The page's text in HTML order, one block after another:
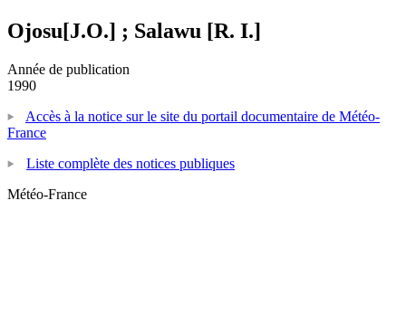
Ojosu[J.O.] ; Salawu [R. I.]
Année de publication
1990
Accès à la notice sur le site du portail documentaire de Météo-
France
Liste complète des notices publiques
Météo-France